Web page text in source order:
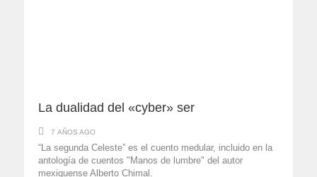
La dualidad del «cyber» ser
7 AÑOS AGO
“La segunda Celeste” es el cuento medular, incluido en la
antología de cuentos "Manos de lumbre" del autor
mexiquense Alberto Chimal.